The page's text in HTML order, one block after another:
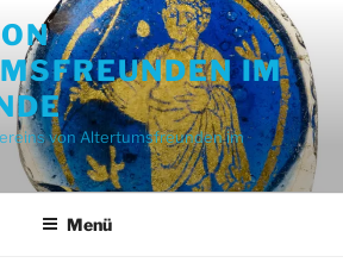
IM
von Altertumsfreunden im
Menü